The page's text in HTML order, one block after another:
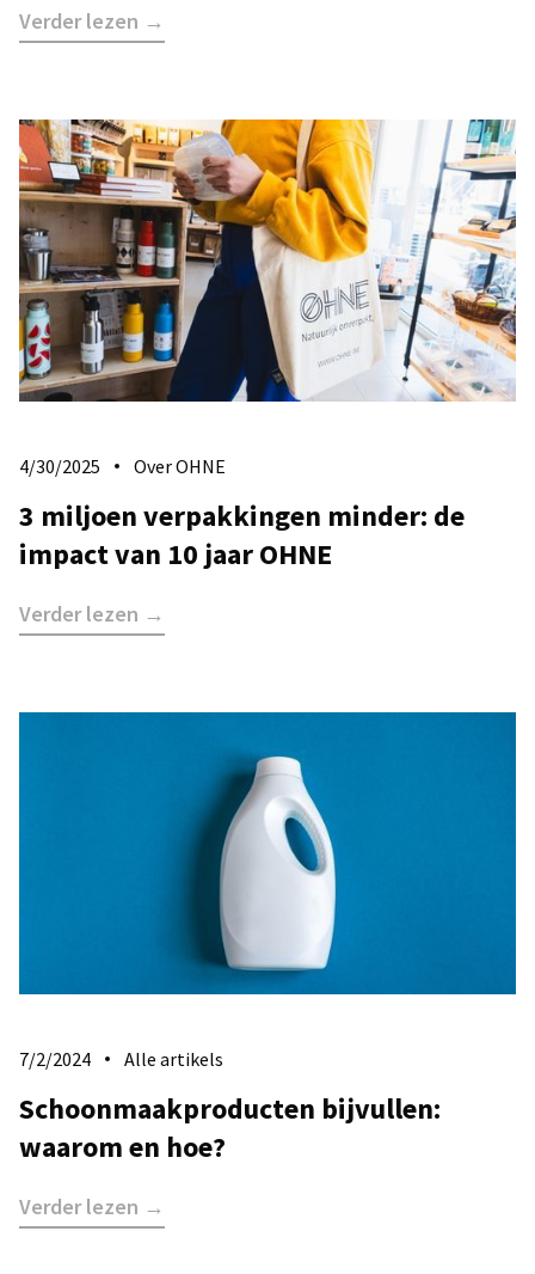
Verder lezen →
4/30/2025 Over OHNE
3 miljoen verpakkingen minder: de
impact van 10 jaar OHNE
Verder lezen →
7/2/2024 Alle artikels
Schoonmaakproducten bijvullen:
waarom en hoe?
Verder lezen →